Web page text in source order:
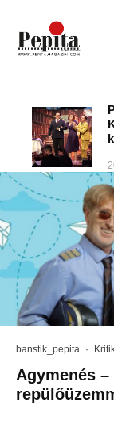
banstik_pepita ·
Agymenés –